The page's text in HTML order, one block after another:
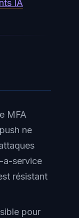
IA
MFA
ne
a-service
résistant
pour